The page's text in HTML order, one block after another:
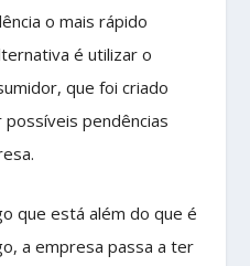
o mais rápido
é utilizar o
que foi criado
pendências
que está além do que é
a empresa passa a ter